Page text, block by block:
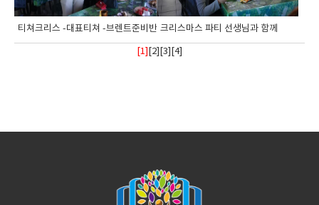
티쳐크리스 -대표티쳐 -브렌트준비반 선생...크리스마스 파티 선생님과 함께
[1] 2][ 3 4]